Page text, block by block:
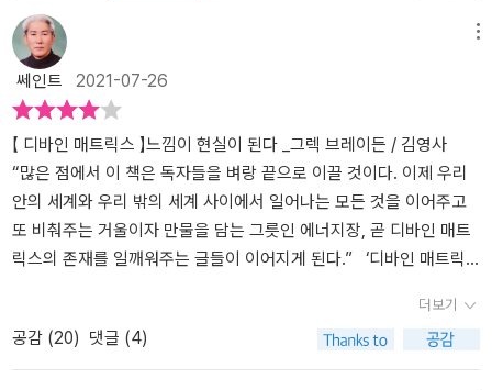
게 펼쳐진다. “우리를 다른 사람들과 세계, 그리고 우주와 이어주는
것은 무엇입니까? 우리의 기도를 육신을 넘어 실어다 주고 삼라만상
을 지금처럼 유지시켜 주는 ‘그것’은 무엇입니까?” 통역가가 내 질문
을 티베트어로 옮기는 동안 주지 스님은 나를 지그시 응시하고 계셨
다. 나는 나도 모르게 통역가를 흘긋 바라보았다. 전혀 상상도 하지 못
했던 대답을 들었기 때문이다. “자비심compassion. 자비심이 우리
모두를 이어주고 있습니다.” (156쪽) 과학이 고대의 지혜를 새롭게
증명하다 이 책은 3부 8장에 걸쳐 ‘디바인 매트릭스’라는 놀라운 발견
을 설명하며, 주요 개념(법칙)이 등장할 때마다 비결 1, 비결 2 등 ‘비
결’ 뒤에 차례로 숫자를 붙여 친절하게 안내한다. 8장 끝부분에는 20
하였다. 각 부의 주요 구성과 내용은 다음과 같다. [1부] 디바인 매트
쎄인트 2021-07-26
【 디바인 매트릭스 】느낌이 현실이 된다 _그렉 브레이든 / 김영사
“많은 점에서 이 책은 독자들을 벼랑 끝으로 이끌 것이다. 이제 우리
안의 세계와 우리 밖의 세계 사이에서 일어나는 모든 것을 이어주고
또 비춰주는 거울이자 만물을 담는 그릇인 에너지장, 곧 디바인 매트
릭스의 존재를 일깨워주는 글들이 이어지게 된다.” ‘디바인 매트릭
는 영적 인물 100인’에 7년 연속 선정된 이 책의 저자 그렉 브레이든
은 디바인 매트릭스란 만물 사이사이를 처음부터 끝까지 빈틈없이 덮
고 있는 우주의 담요라고 생각하면 이해에 도움이 될 것이라고 한다.
더보기
공감 (20) 댓글 (4)